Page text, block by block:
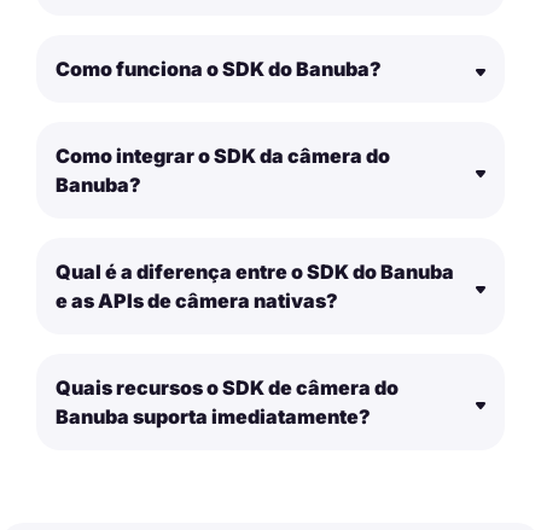
Como funciona o SDK do Banuba?
Como integrar o SDK da câmera do
Banuba?
Qual é a diferença entre o SDK do Banuba
e as APIs de câmera nativas?
Quais recursos o SDK de câmera do
Banuba suporta imediatamente?